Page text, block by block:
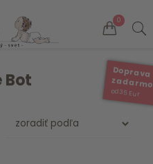
0
Doprava
od 35 Eur
Bot